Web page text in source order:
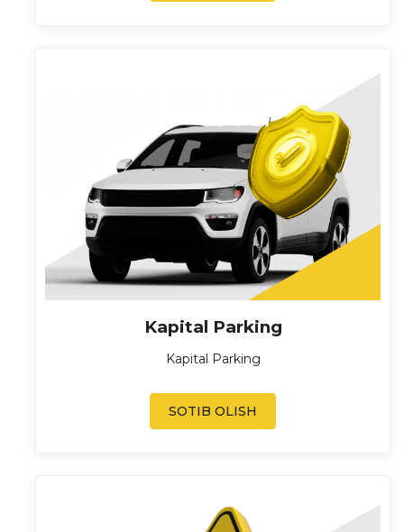
Kapital Parking
Kapital Parking
SOTIB OLISH